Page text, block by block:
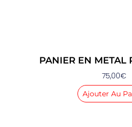
PANIER EN
75,00€
Ajouter Au